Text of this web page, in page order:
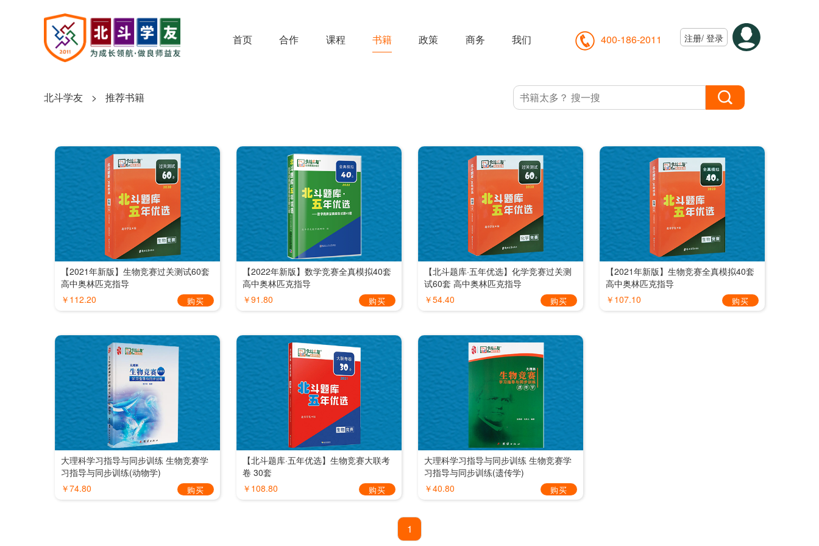
首页 合作 课程 书籍 政策 商务 我们 400-186-2011 注册/ 登录
北斗学友 > 推荐书籍
【2021年新版】生物竞赛过关测试60套
高中奥林匹克指导
购买
￥112.20
【2022年新版】数学竞赛全真模拟40套
高中奥林匹克指导
购买
￥91.80
【北斗题库·五年优选】化学竞赛过关测
试60套 高中奥林匹克指导
购买
￥54.40
【2021年新版】生物竞赛全真模拟40套
高中奥林匹克指导
购买
￥107.10
大理科学习指导与同步训练 生物竞赛学
习指导与同步训练(动物学)
购买
￥74.80
【北斗题库·五年优选】生物竞赛大联考
卷 30套
购买
￥108.80
大理科学习指导与同步训练 生物竞赛学
习指导与同步训练(遗传学)
购买
￥40.80
1